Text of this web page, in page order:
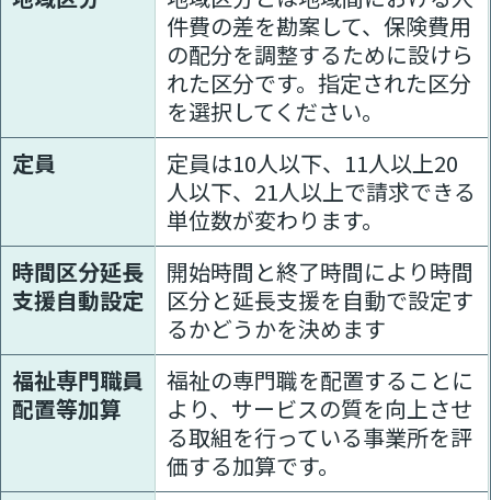
件費の差を勘案して、保険費用
の配分を調整するために設けら
れた区分です。指定された区分
を選択してください。
定員
定員は10人以下、11人以上20
人以下、21人以上で請求できる
単位数が変わります。
時間区分延長
支援自動設定
開始時間と終了時間により時間
区分と延長支援を自動で設定す
るかどうかを決めます
福祉専門職員
配置等加算
福祉の専門職を配置することに
より、サービスの質を向上させ
る取組を行っている事業所を評
価する加算です。